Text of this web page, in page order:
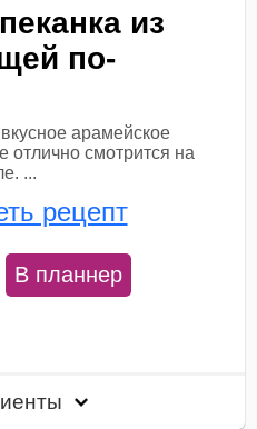
из
по-
арамейское
отлично смотрится на
...
рецепт
В планнер